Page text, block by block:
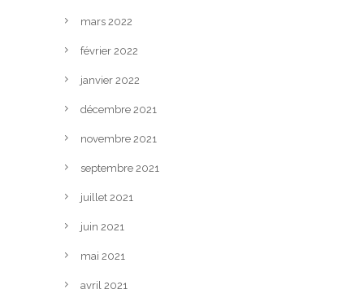
mars 2022
février 2022
janvier 2022
décembre 2021
novembre 2021
septembre 2021
juillet 2021
juin 2021
mai 2021
avril 2021